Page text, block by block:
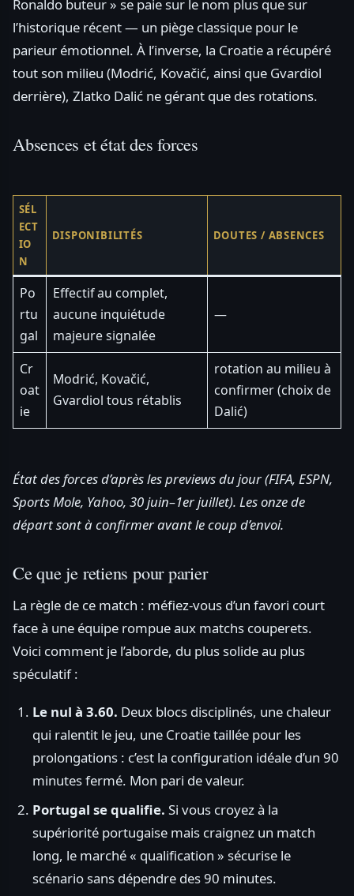
Ronaldo buteur » se paie sur le nom plus que sur
l’historique récent — un piège classique pour le
parieur émotionnel. À l’inverse, la Croatie a récupéré
tout son milieu (Modrić, Kovačić, ainsi que Gvardiol
derrière), Zlatko Dalić ne gérant que des rotations.
Absences et état des forces
SÉL
ECT
IO
N
DISPONIBILITÉS DOUTES / ABSENCES
Po
rtu
gal
Effectif au complet,
aucune inquiétude
majeure signalée
—
Cr
oat
ie
Modrić, Kovačić,
Gvardiol tous rétablis
rotation au milieu à
confirmer (choix de
Dalić)
État des forces d’après les previews du jour (FIFA, ESPN,
Sports Mole, Yahoo, 30 juin–1er juillet). Les onze de
départ sont à confirmer avant le coup d’envoi.
Ce que je retiens pour parier
La règle de ce match : méfiez-vous d’un favori court
face à une équipe rompue aux matchs couperets.
Voici comment je l’aborde, du plus solide au plus
spéculatif :
Le nul à 3.60. Deux blocs disciplinés, une chaleur
qui ralentit le jeu, une Croatie taillée pour les
prolongations : c’est la configuration idéale d’un 90
minutes fermé. Mon pari de valeur.
Portugal se qualifie. Si vous croyez à la
supériorité portugaise mais craignez un match
long, le marché « qualification » sécurise le
scénario sans dépendre des 90 minutes.